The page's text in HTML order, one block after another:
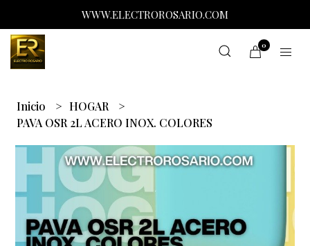
WWW.ELECTROROSARIO.COM
0
Inicio
HOGAR
PAVA OSR 2L ACERO INOX. COLORES